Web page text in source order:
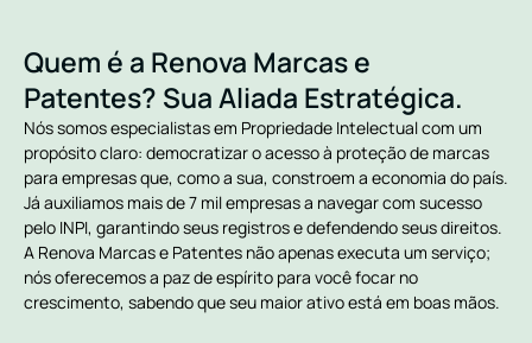
Quem é a Renova Marcas e
Patentes? Sua Aliada Estratégica.
Nós somos especialistas em Propriedade Intelectual com um
propósito claro: democratizar o acesso à proteção de marcas
para empresas que, como a sua, constroem a economia do país.
Já auxiliamos mais de 7 mil empresas a navegar com sucesso
pelo INPI, garantindo seus registros e defendendo seus direitos.
A Renova Marcas e Patentes não apenas executa um serviço;
nós oferecemos a paz de espírito para você focar no
crescimento, sabendo que seu maior ativo está em boas mãos.